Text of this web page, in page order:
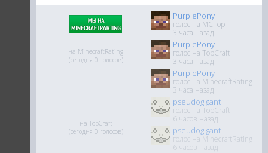
PurplePony
голос на MCTop
3 часа назад
PurplePony
голос на TopCraft
3 часа назад
PurplePony
голос на MinecraftRating
3 часа назад
pseudogigant
голос на TopCraft
6 часов назад
pseudogigant
голос на MinecraftRating
6 часов назад
на MinecraftRating
(сегодня 0 голосов)
на TopCraft
(сегодня 0 голосов)